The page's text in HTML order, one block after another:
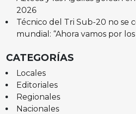
2026
Técnico del Tri Sub-20 no se
mundial: “Ahora vamos por
CATEGORÍAS
Locales
Editoriales
Regionales
Nacionales